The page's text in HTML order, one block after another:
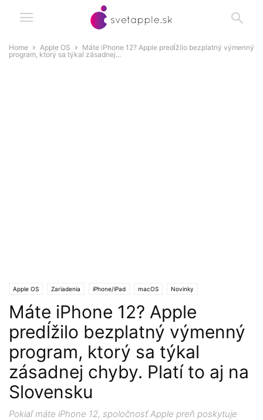
Home Apple OS
Máte iPhone 12? Apple predĺžilo bezplatný výmenný
program, ktorý sa týkal zásadnej...
Apple OS Zariadenia iPhone/iPad macOS Novinky
Máte iPhone 12? Apple
predĺžilo bezplatný výmenný
program, ktorý sa týkal
zásadnej chyby. Platí to aj na
Slovensku
Pokiaľ máte iPhone 12, spoločnosť Apple preň poskytuje